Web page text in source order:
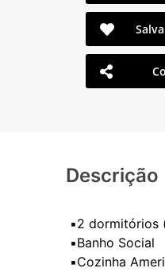
Descrição
▪️2 dormitórios
▪️Banho Social
▪️Cozinha